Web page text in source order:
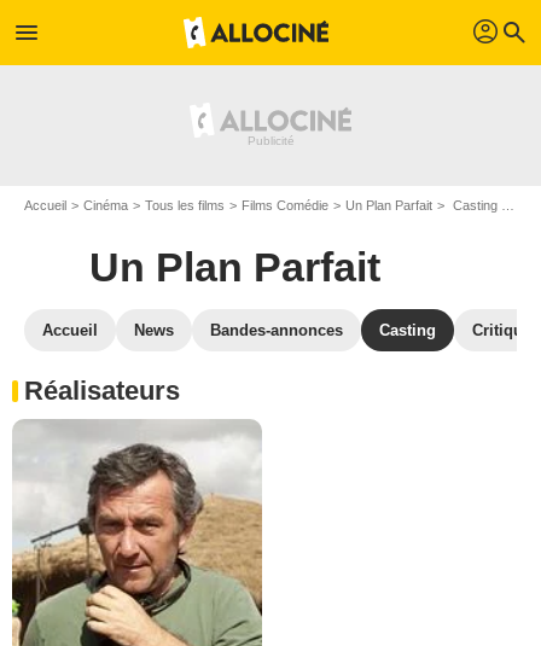
menu profil search
Accueil Cinéma Tous les films Films Comédie Un Plan Parfait Casting Un Plan Parfait
Un Plan Parfait
Accueil News Bandes-annonces Casting
Réalisateurs